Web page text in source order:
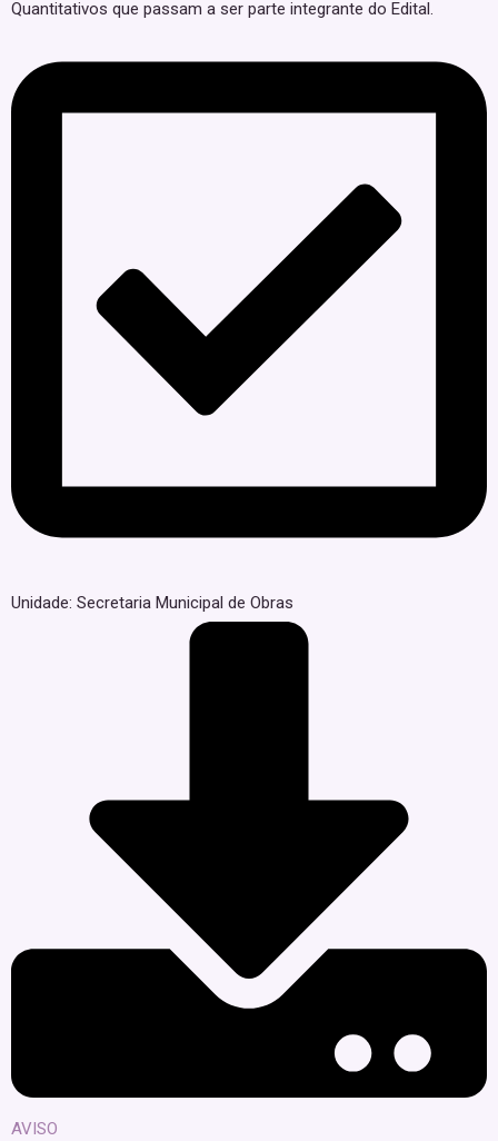
Quantitativos que passam a ser parte integrante do Edital.
Unidade: Secretaria Municipal de Obras
AVISO